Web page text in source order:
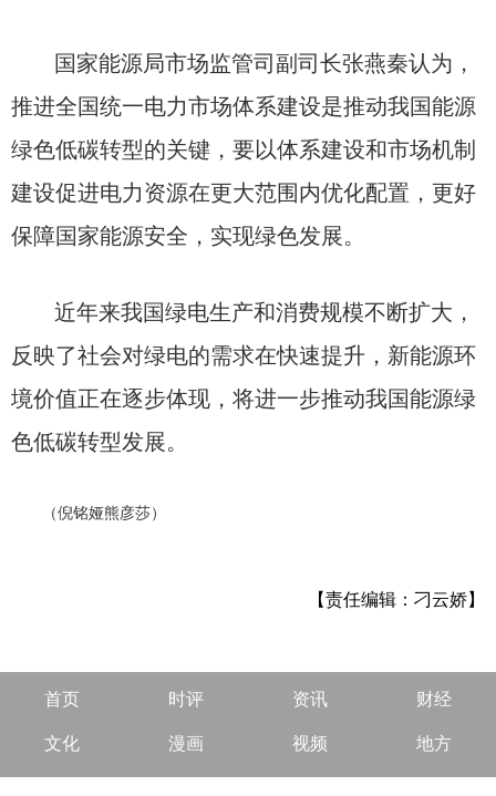
国家能源局市场监管司副司长张燕秦认为，
推进全国统一电力市场体系建设是推动我国能源
绿色低碳转型的关键，要以体系建设和市场机制
建设促进电力资源在更大范围内优化配置，更好
保障国家能源安全，实现绿色发展。
近年来我国绿电生产和消费规模不断扩大，
反映了社会对绿电的需求在快速提升，新能源环
境价值正在逐步体现，将进一步推动我国能源绿
色低碳转型发展。
（倪铭娅熊彦莎）
【责任编辑：刁云娇】
首页 时评 资讯 财经
文化 漫画 视频 地方